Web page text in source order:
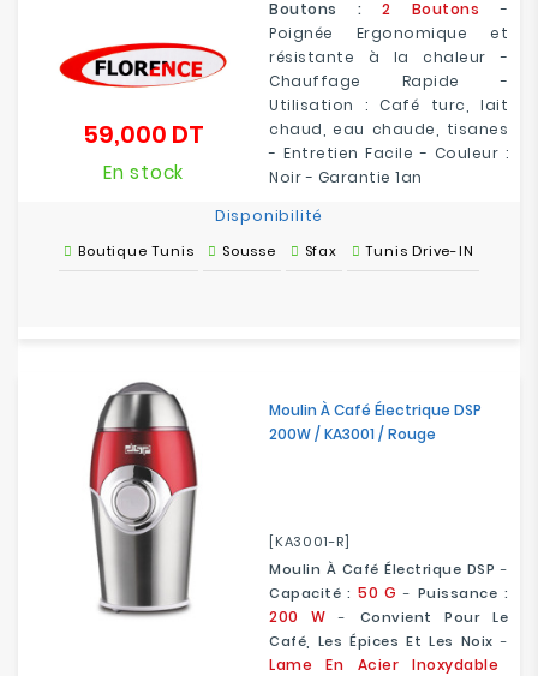
Boutons :2 Boutons
-
Poignée Ergonomique et
résistante à la chaleur -
Chauffage Rapide -
Utilisation : Café turc, lait
chaud, eau chaude, tisanes
- Entretien Facile - Couleur :
Noir - Garantie 1an
59,000 DT
En stock
Disponibilité
Boutique Tunis Sousse Sfax Tunis Drive-IN
Moulin À Café Électrique DSP
200W / KA3001 / Rouge
[KA3001-R]
Moulin À Café Électrique DSP -
Capacité : 50 G - Puissance :
200 W- Convient Pour Le
Café, Les Épices Et Les Noix -
Lame En Acier Inoxydable